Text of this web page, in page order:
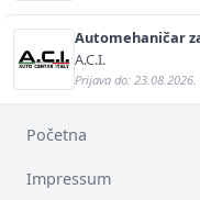
Automehaničar
A.C.I.
Prijava do:
Početna
Impressum